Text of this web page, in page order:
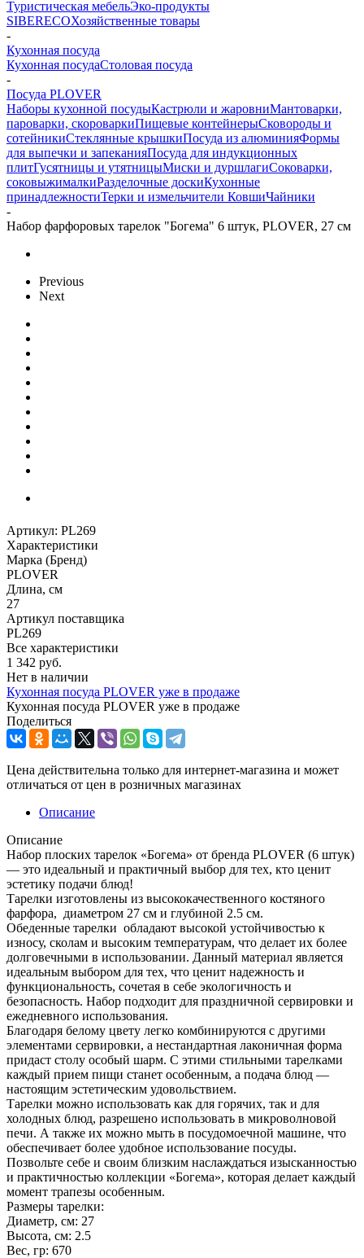
Туристическая мебельЭко-продукты
SIBERECOХозяйственные товары
-
Кухонная посуда
Кухонная посудаСтоловая посуда
-
Посуда PLOVER
Наборы кухонной посудыКастрюли и жаровниМантоварки,
пароварки, скороваркиПищевые контейнерыСковороды и
сотейникиСтеклянные крышкиПосуда из алюминияФормы
для выпечки и запеканияПосуда для индукционных
плитГусятницы и утятницыМиски и дуршлагиСоковарки,
соковыжималкиРазделочные доскиКухонные
принадлежностиТерки и измельчители КовшиЧайники
-
Набор фарфоровых тарелок "Богема" 6 штук, PLOVER, 27 см
Previous
Next
Артикул: PL269
Характеристики
Марка (Бренд)
PLOVER
Длина, см
27
Артикул поставщика
PL269
Все характеристики
1 342 руб.
Нет в наличии
Кухонная посуда PLOVER уже в продаже
Кухонная посуда PLOVER уже в продаже
Поделиться
Цена действительна только для интернет-магазина и может
отличаться от цен в розничных магазинах
Описание
Описание
Набор плоских тарелок «Богема» от бренда PLOVER (6 штук)
— это идеальный и практичный выбор для тех, кто ценит
эстетику подачи блюд!
Тарелки изготовлены из высококачественного костяного
фарфора, диаметром 27 см и глубиной 2.5 см.
Обеденные тарелки обладают высокой устойчивостью к
износу, сколам и высоким температурам, что делает их более
долговечными в использовании. Данный материал является
идеальным выбором для тех, что ценит надежность и
функциональность, сочетая в себе экологичность и
безопасность. Набор подходит для праздничной сервировки и
ежедневного использования.
Благодаря белому цвету легко комбинируются с другими
элементами сервировки, а нестандартная лаконичная форма
придаст столу особый шарм. С этими стильными тарелками
каждый прием пищи станет особенным, а подача блюд —
настоящим эстетическим удовольствием.
Тарелки можно использовать как для горячих, так и для
холодных блюд, разрешено использовать в микроволновой
печи. А также их можно мыть в посудомоечной машине, что
обеспечивает более удобное использование посуды.
Позвольте себе и своим близким наслаждаться изысканностью
и практичностью коллекции «Богема», которая делает каждый
момент трапезы особенным.
Размеры тарелки:
Диаметр, см: 27
Высота, см: 2.5
Вес, гр: 670